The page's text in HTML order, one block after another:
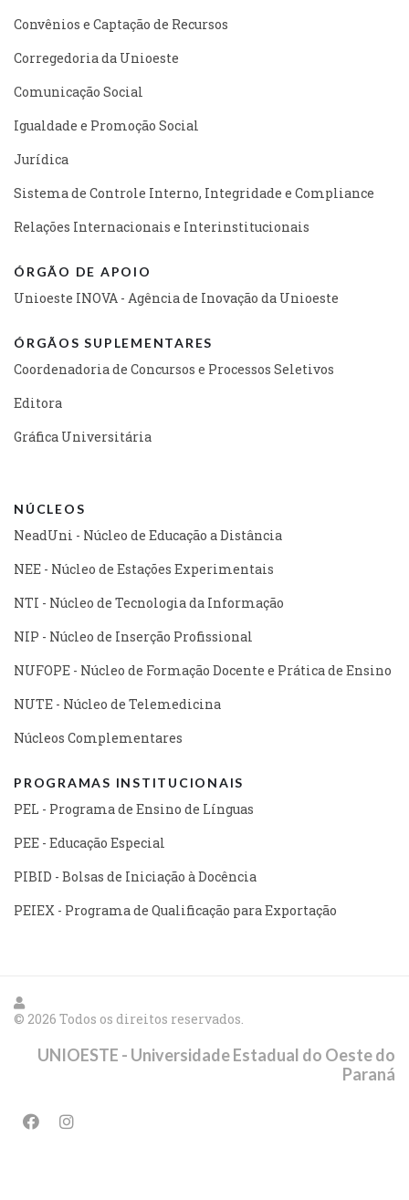
Convênios e Captação de Recursos
Corregedoria da Unioeste
Comunicação Social
Igualdade e Promoção Social
Jurídica
Sistema de Controle Interno, Integridade e Compliance
Relações Internacionais e Interinstitucionais
ÓRGÃO DE APOIO
Unioeste INOVA - Agência de Inovação da Unioeste
ÓRGÃOS SUPLEMENTARES
Coordenadoria de Concursos e Processos Seletivos
Editora
Gráfica Universitária
NÚCLEOS
NeadUni - Núcleo de Educação a Distância
NEE - Núcleo de Estações Experimentais
NTI - Núcleo de Tecnologia da Informação
NIP - Núcleo de Inserção Profissional
NUFOPE - Núcleo de Formação Docente e Prática de Ensino
NUTE - Núcleo de Telemedicina
Núcleos Complementares
PROGRAMAS INSTITUCIONAIS
PEL - Programa de Ensino de Línguas
PEE - Educação Especial
PIBID - Bolsas de Iniciação à Docência
PEIEX - Programa de Qualificação para Exportação
© 2026 Todos os direitos reservados.
UNIOESTE - Universidade Estadual do Oeste do
Paraná